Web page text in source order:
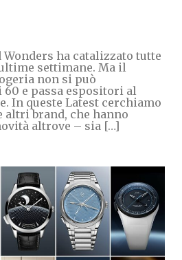
Wonders ha catalizzato tutte
settimane. Ma il
non si può
e passa espositori al
In queste Latest cerchiamo
altri brand, che hanno
altrove – sia […]